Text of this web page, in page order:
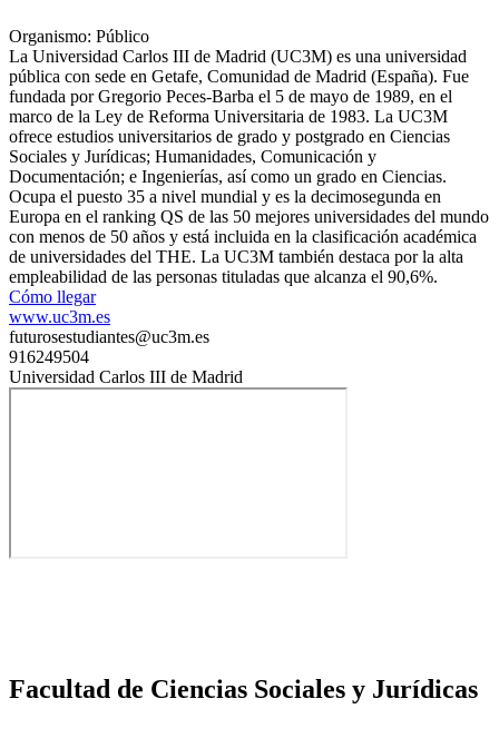
Organismo: Público
La Universidad Carlos III de Madrid (UC3M) es una universidad
pública con sede en Getafe, Comunidad de Madrid (España). Fue
fundada por Gregorio Peces-Barba el 5 de mayo de 1989, en el
marco de la Ley de Reforma Universitaria de 1983. La UC3M
ofrece estudios universitarios de grado y postgrado en Ciencias
Sociales y Jurídicas; Humanidades, Comunicación y
Documentación; e Ingenierías, así como un grado en Ciencias.
Ocupa el puesto 35 a nivel mundial y es la decimosegunda en
Europa en el ranking QS de las 50 mejores universidades del mundo
con menos de 50 años y está incluida en la clasificación académica
de universidades del THE. La UC3M también destaca por la alta
empleabilidad de las personas tituladas que alcanza el 90,6%.
Cómo llegar
www.uc3m.es
futurosestudiantes@uc3m.es
916249504
Universidad Carlos III de Madrid
Facultad de Ciencias Sociales y Jurídicas